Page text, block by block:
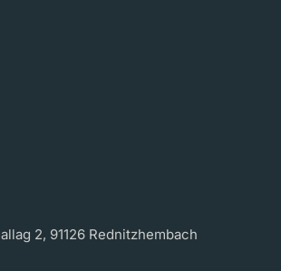
2, 91126 Rednitzhembach